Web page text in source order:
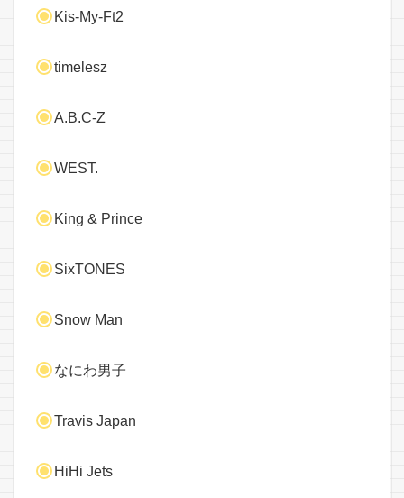
Kis-My-Ft2
timelesz
A.B.C-Z
WEST.
King & Prince
SixTONES
Snow Man
なにわ男子
Travis Japan
HiHi Jets